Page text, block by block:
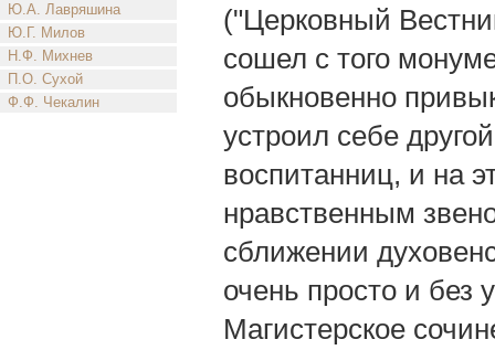
Ю.А. Лавряшина
Ю.Г. Милов
Н.Ф. Михнев
П.О. Сухой
Ф.Ф. Чекалин
("Церковный
сошел с того
обыкновенно
устроил себе
воспитанниц, и на
нравственным
сближении
очень просто и без
Магистерское